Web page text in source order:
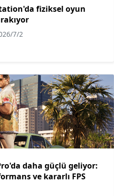
fiziksel oyun
7/2
daha güçlü geliyor:
ve kararlı FPS